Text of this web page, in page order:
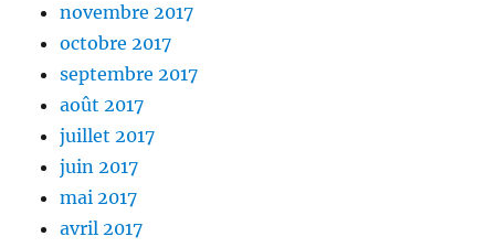
novembre 2017
octobre 2017
septembre 2017
août 2017
juillet 2017
juin 2017
mai 2017
avril 2017